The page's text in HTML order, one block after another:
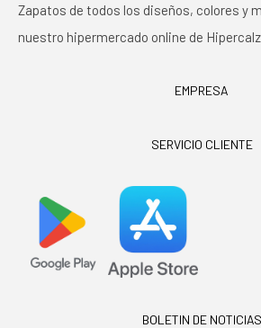
Zapatos de todos los diseños, colores y
nuestro hipermercado online de
EMPRESA
SERVICIO CLIENTE
BOLETIN DE NOTICIAS